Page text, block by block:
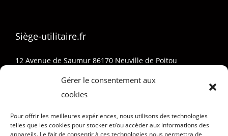
Gérer le consentement aux
cookies
Pour offrir les meilleures expériences, nous utilisons des technologies
telles que les cookies pour stocker et/ou accéder aux informations des
appareils. Le fait de consentir à ces technologies nous permettra de
Siège-utilitaire.fr
12 Avenue de Saumur 86170 Neuville de Poitou
Sieges-Pro@outlook.fr